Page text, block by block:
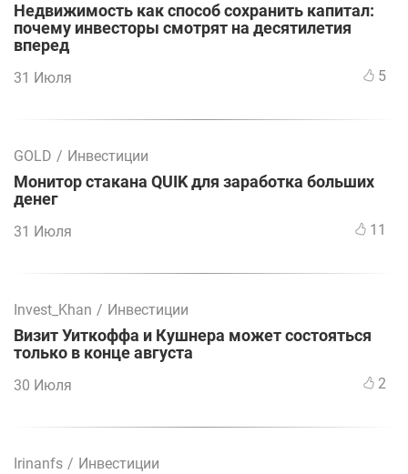
Недвижимость как способ сохранить капитал:
почему инвесторы смотрят на десятилетия
вперед
31 Июля 5
GOLD / Инвестиции
Монитор стакана QUIK для заработка больших
денег
31 Июля 11
Invest_Khan / Инвестиции
Визит Уиткоффа и Кушнера может состояться
только в конце августа
30 Июля 2
Irinanfs / Инвестиции